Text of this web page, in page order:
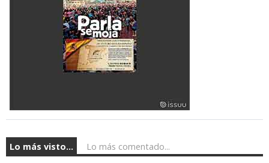
Lo más visto... Lo más comentado...